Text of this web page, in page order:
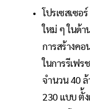
โปรเซสเซ
ใหม่ ๆ ในด้
การสร้างคอ
ในการรีเฟ
จำนวน 40 ล้
230 แบบ ตั้